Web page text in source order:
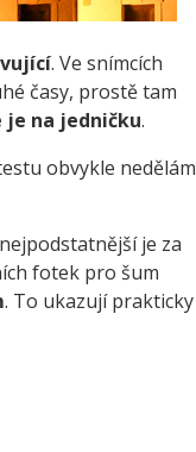
. Ve snímcích
časy, prostě tam
je na jedničku.
obvykle nedělám
je za
fotek pro šum
. To ukazují prakticky